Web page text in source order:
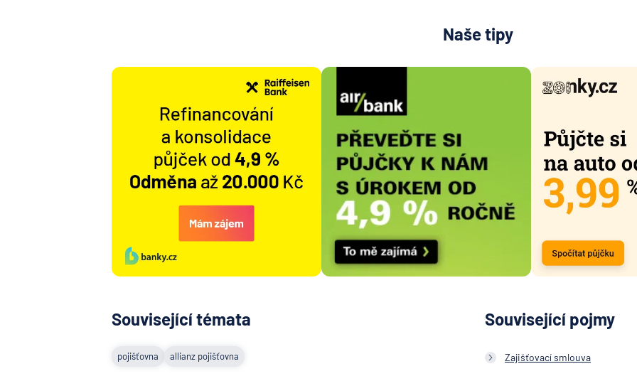
Naše tipy
Související témata
pojišťovna allianz pojišťovna
Související pojmy
Zajišťovací smlouva